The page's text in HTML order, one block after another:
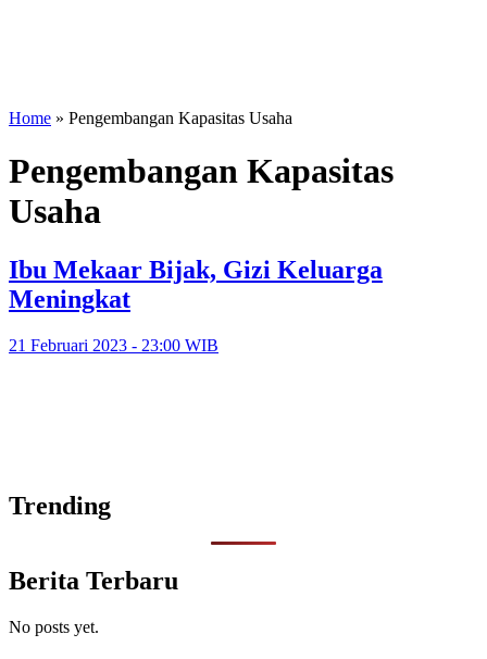
Home » Pengembangan Kapasitas Usaha
Pengembangan Kapasitas
Usaha
Ibu Mekaar Bijak, Gizi Keluarga
Meningkat
21 Februari 2023 - 23:00 WIB
Trending
Berita Terbaru
No posts yet.